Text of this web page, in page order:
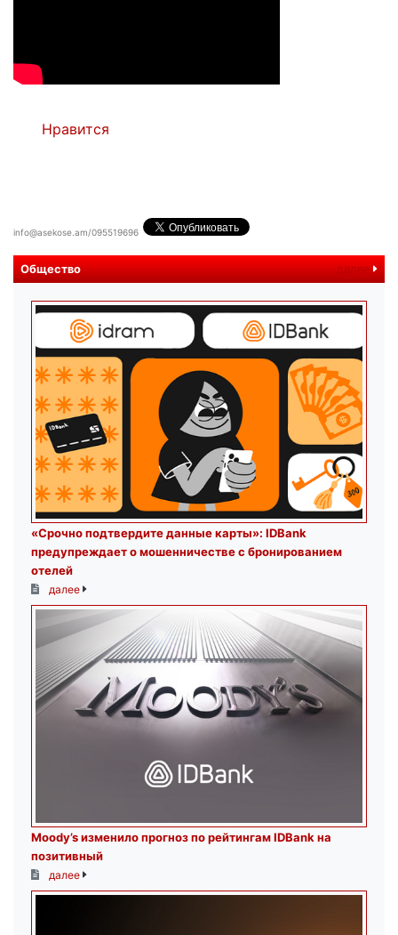
Нравится
info@asekose.am/095519696
Общество далее
«Срочно подтвердите данные карты»: IDBank
предупреждает о мошенничестве с бронированием
отелей
далее
Moody’s изменило прогноз по рейтингам IDBank на
позитивный
далее